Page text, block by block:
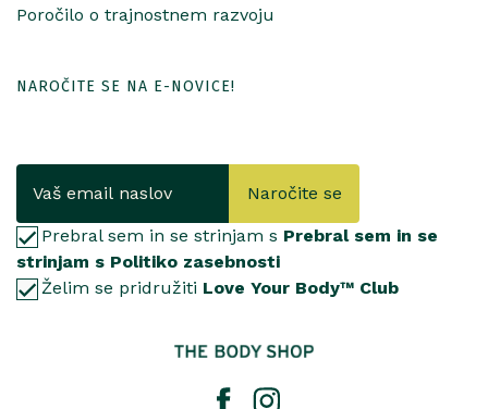
Poročilo o trajnostnem razvoju
NAROČITE SE NA E-NOVICE!
Naročite se
Prebral sem in se strinjam s Prebral sem in se
strinjam s Politiko zasebnosti
Želim se pridružiti Love Your Body™ Club